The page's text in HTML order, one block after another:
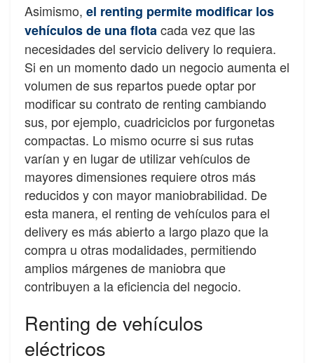
Asimismo, el renting permite modificar los
vehículos de unaflotacada vez que las
necesidadesdel servicio delivery lo requiera.
Si en un momento dado un negocio aumenta el
volumen de sus repartos puede optar por
modificar su contrato de renting cambiando
sus, por ejemplo, cuadriciclos por furgonetas
compactas. Lo mismo ocurre si sus rutas
varían y en lugar de utilizar vehículos de
mayores dimensiones requiere otros más
reducidos y con mayor maniobrabilidad. De
esta manera, el renting de vehículos parael
deliveryes más abierto a largo plazo que la
compra u otras modalidades, permitiendo
amplios márgenes de maniobra que
contribuyen a la eficiencia del negocio.
Renting de vehículos
eléctricos